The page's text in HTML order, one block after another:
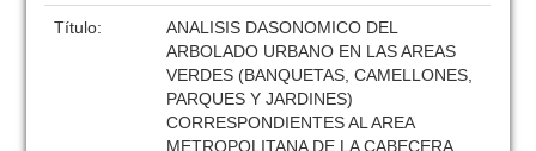
Título:
ANALISIS DASONOMICO DEL
ARBOLADO URBANO EN LAS AREAS
VERDES (BANQUETAS, CAMELLONES,
PARQUES Y JARDINES)
CORRESPONDIENTES AL AREA
METROPOLITANA DE LA CABECERA